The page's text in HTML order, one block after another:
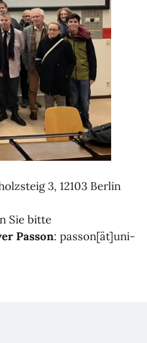
3, 12103 Berlin
Sie bitte
Passon: passon[ät]uni-